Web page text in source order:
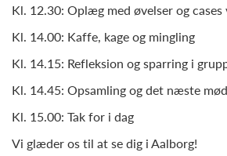
Kl. 12.30: Oplæg med øvelser og cases
Kl. 14.00: Kaffe, kage og mingling
Kl. 14.15: Refleksion og sparring i
Kl. 14.45: Opsamling og det næste
Kl. 15.00: Tak for i dag
Vi glæder os til at se dig i Aalborg!